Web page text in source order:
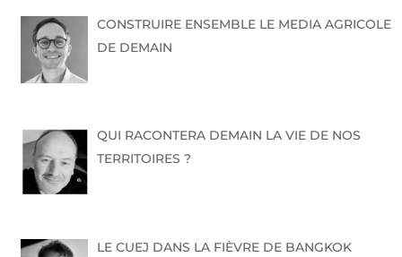
CONSTRUIRE ENSEMBLE LE MEDIA AGRICOLE
DE DEMAIN
QUI RACONTERA DEMAIN LA VIE DE NOS
TERRITOIRES ?
LE CUEJ DANS LA FIÈVRE DE BANGKOK